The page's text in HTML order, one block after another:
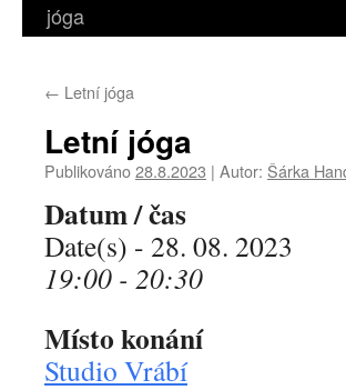
jóga
← Letní jóga
Letní jóga
Publikováno28.8.2023 | Autor: Šárka
Datum / čas
Date(s) - 28. 08. 2023
19:00 - 20:30
Místo konání
Studio Vrábí